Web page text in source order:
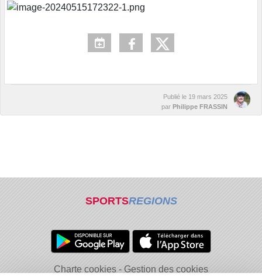
Publié le 19 mars 2025
par Philippe FRASSIN
SPORTSREGIONS
Charte cookies
Gestion des cookies